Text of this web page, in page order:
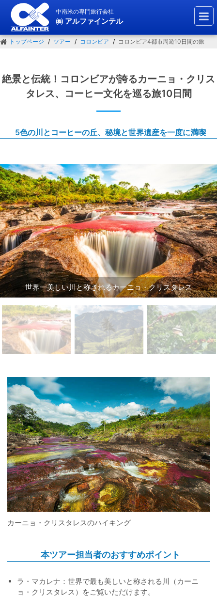
中南米の専門旅行会社
㈱ アルファインテル
トップページ ツアー コロンビア コロンビア4都市周遊10日間の旅
絶景と伝統！コロンビアが誇るカーニョ・クリス
タレス、コーヒー文化を巡る旅10日間
5色の川とコーヒーの丘、秘境と世界遺産を一度に満喫
世界一美しい川と称されるカーニョ・クリスタレス
カーニョ・クリスタレスのハイキング
本ツアー担当者のおすすめポイント
ラ・マカレナ：世界で最も美しいと称される川（カーニ
ョ・クリスタレス）をご覧いただけます。